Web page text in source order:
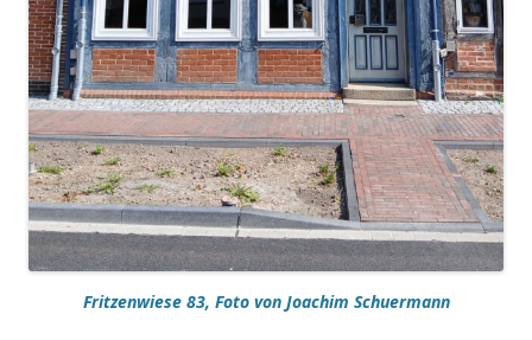
Fritzenwiese 83, Foto von Joachim Schuermann